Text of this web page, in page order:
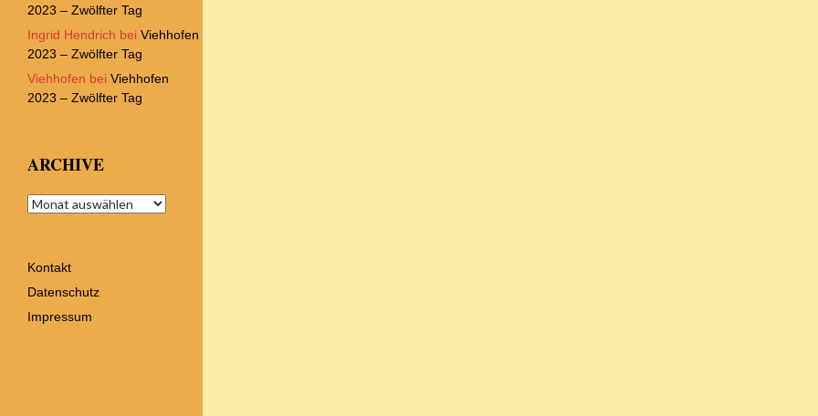
2023 – Zwölfter Tag
Ingrid Hendrich bei Viehhofen
2023 – Zwölfter Tag
Viehhofen bei Viehhofen
2023 – Zwölfter Tag
ARCHIVE
Archive
Kontakt
Datenschutz
Impressum